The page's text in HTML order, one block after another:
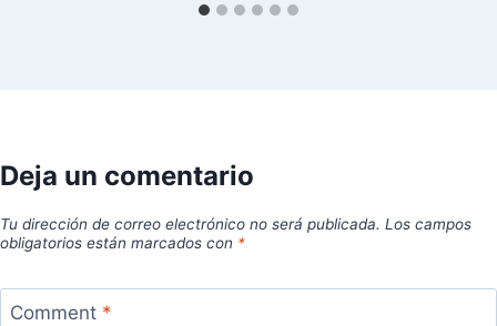
Deja un comentario
Tu dirección de correo electrónico no será publicada. Los campos
obligatorios están marcados con *
Comment *